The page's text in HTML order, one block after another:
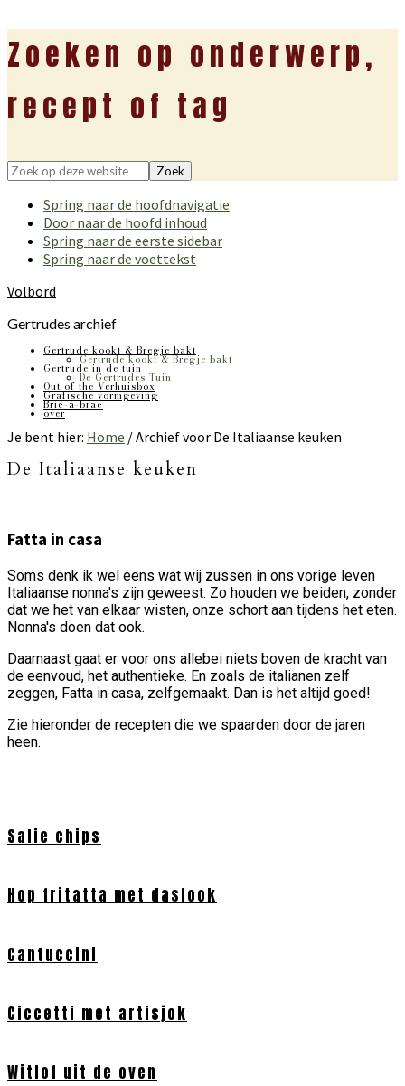
Zoeken op onderwerp,
recept of tag
Zoek
deze
website
Spring naar de hoofdnavigatie
Door naar de hoofd inhoud
Spring naar de eerste sidebar
Spring naar de voettekst
Volbord
Gertrudes archief
Gertrude kookt & Bregje bakt
Gertrude kookt & Bregje bakt
Gertrude in de tuin
De Gertrudes Tuin
Out of the Verhuisbox
Grafische vormgeving
Bric-à-brac
over
Je bent hier: Home /Archief voor De Italiaanse keuken
De Italiaanse keuken
Fatta in casa
Soms denk ik wel eens wat wij zussen in ons vorige leven
Italiaanse nonna's zijn geweest. Zo houden we beiden, zonder
dat we het van elkaar wisten, onze schort aan tijdens het eten.
Nonna's doen dat ook.
Daarnaast gaat er voor ons allebei niets boven de kracht van
de eenvoud, het authentieke. En zoals de italianen zelf
zeggen, Fatta in casa, zelfgemaakt. Dan is het altijd goed!
Zie hieronder de recepten die we spaarden door de jaren
heen.
Salie chips
Hop fritatta met daslook
Cantuccini
Ciccetti met artisjok
Witlof uit de oven